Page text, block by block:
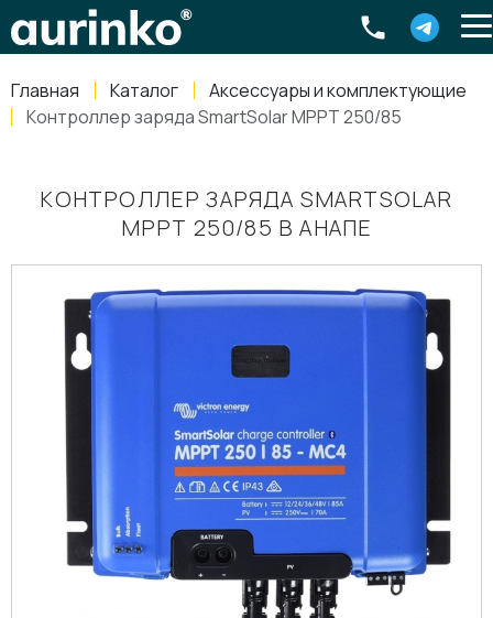
Главная Каталог
Аксессуары и комплектующие
Контроллер заряда SmartSolar MPPT 250/85
КОНТРОЛЛЕР ЗАРЯДА SMARTSOLAR
MPPT 250/85 В АНАПЕ
Россия, Свердловская область Екатеринбург ,
8-800-770-79-40